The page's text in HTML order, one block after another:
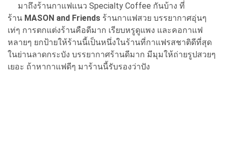
มาถึงร้านกาแฟแนว Specialty Coffee กันบ้าง ที่
ร้าน MASON and Friends ร้านกาแฟสวย บรรยากาศอุ่นๆ
เท่ๆ การตกแต่งร้านคือดีมาก เรียบหรูดูแพง และคอกาแฟ
หลายๆ ยกป้ายให้ร้านนี้เป็นหนึ่งในร้านที่กาแฟรสชาติดีที่สุด
ในย่านลาดกระบัง บรรยากาศร้านดีมาก มีมุมให้ถ่ายรูปสวยๆ
เยอะ ถ้าหากาแฟดีๆ มาร้านนี้รับรองว่าปัง